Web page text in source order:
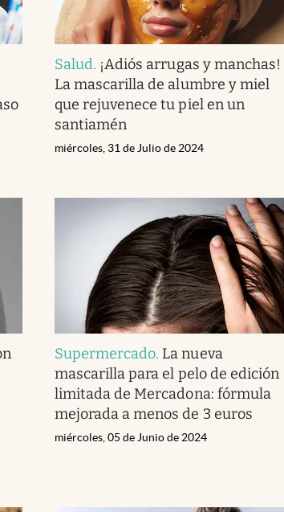
Salud. ¡Adiós arrugas y manchas!
La mascarilla de alumbre y miel
que rejuvenece tu piel en un
santiamén
miércoles, 31 de Julio de 2024
Supermercado. La nueva
mascarilla para el pelo de edición
limitada de Mercadona: fórmula
mejorada a menos de 3 euros
miércoles, 05 de Junio de 2024